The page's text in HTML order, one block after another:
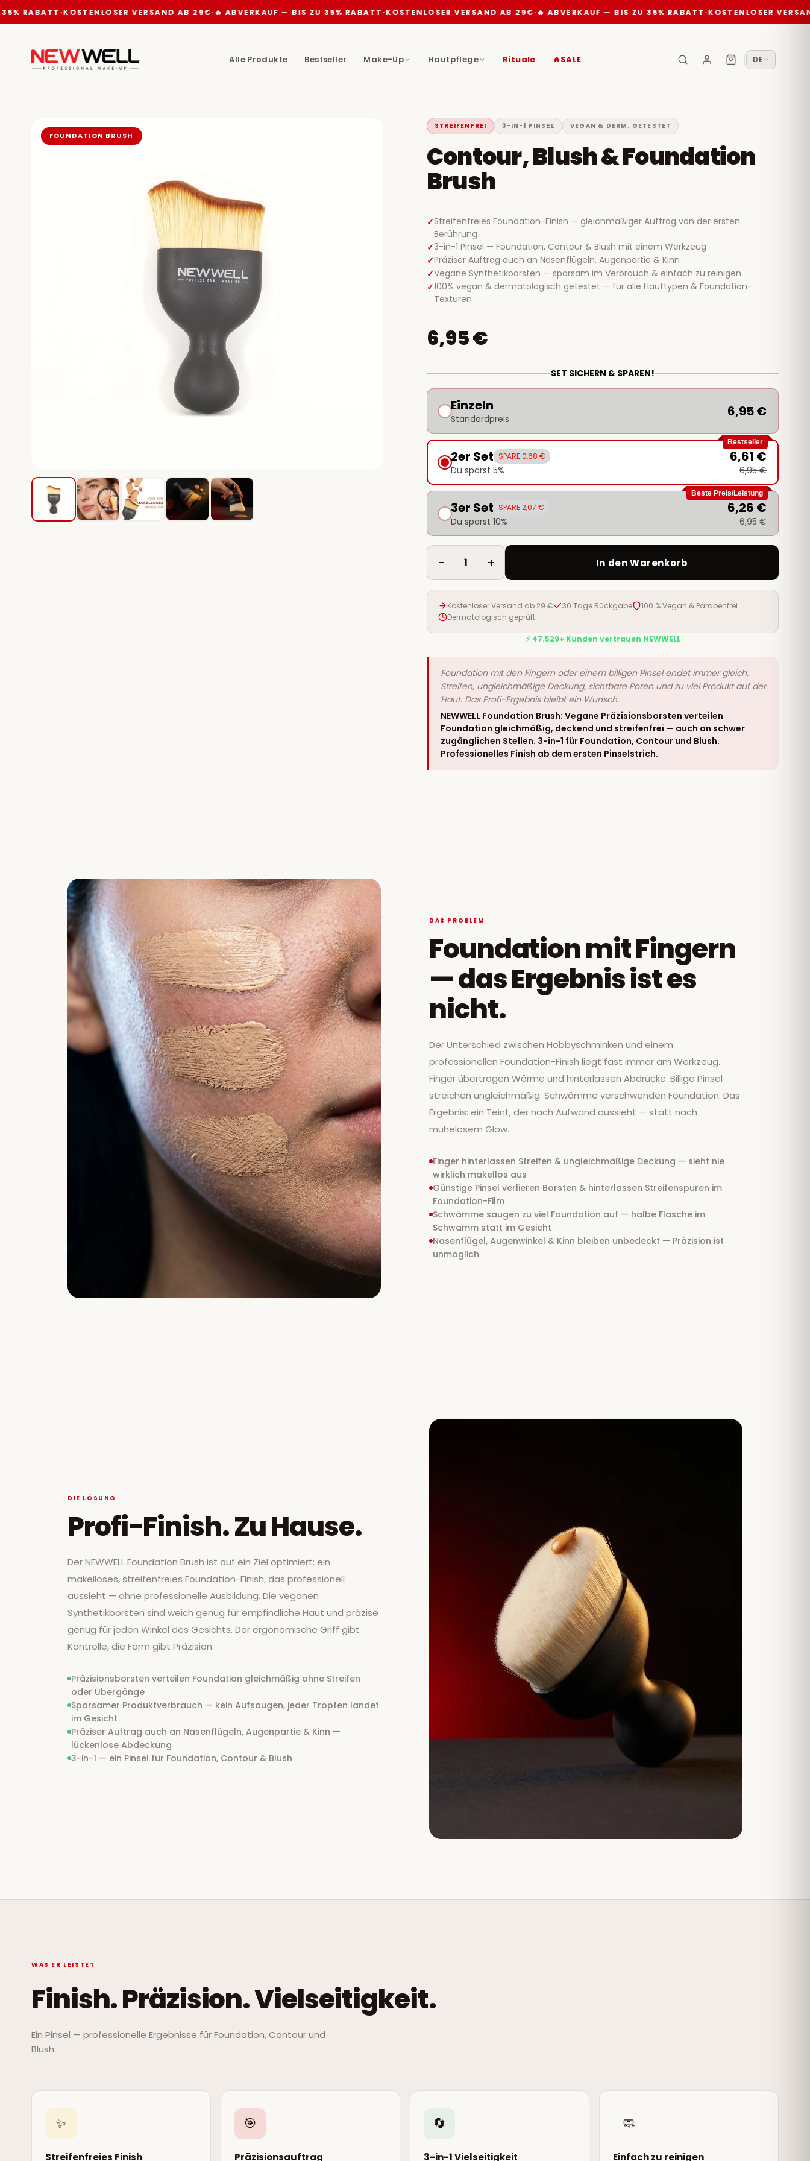
RABATT·KOSTENLOSER VERSAND AB 29€ ·🔥 ABVERKAUF — BIS ZU 35% RABATT·KOSTENLOSER VERSAND AB 29€ ·🔥 ABVERKAUF — BIS ZU 35% RABATT·KOSTENLOSER VERSAND
Alle Produkte Bestseller Make-Up Hautpflege Rituale 🔥SALE DE
FOUNDATION BRUSH
STREIFENFREI 3-IN-1 PINSEL VEGAN & DERM. GETESTET
Contour, Blush & Foundation
Brush
Streifenfreies Foundation-Finish — gleichmäßiger Auftrag von der ersten
Berührung
3-in-1 Pinsel — Foundation, Contour & Blush mit einem Werkzeug
Präziser Auftrag auch an Nasenflügeln, Augenpartie & Kinn
Vegane Synthetikborsten — sparsam im Verbrauch & einfach zu reinigen
100% vegan & dermatologisch getestet — für alle Hauttypen & Foundation-
Texturen
6,95 €
SET SICHERN & SPAREN!
Einzeln
Standardpreis 6,95 €
Bestseller
2er Set SPARE 0,68 €
Du sparst 5%
6,61 €
6,95 €
Beste Preis/Leistung
3er Set SPARE 2,07 €
Du sparst 10%
6,26 €
6,95 €
− 1 + In den Warenkorb
Kostenloser Versand ab 29 € 30 Tage Rückgabe
100 % Vegan & Parabenfrei
Dermatologisch geprüft
⚡ 47.529+ Kunden vertrauen NEWWELL
Foundation mit den Fingern oder einem billigen Pinsel endet immer gleich:
Streifen, ungleichmäßige Deckung, sichtbare Poren und zu viel Produkt auf der
Haut. Das Profi-Ergebnis bleibt ein Wunsch.
NEWWELL Foundation Brush: Vegane Präzisionsborsten verteilen
Foundation gleichmäßig, deckend und streifenfrei — auch an schwer
zugänglichen Stellen. 3-in-1 für Foundation, Contour und Blush.
Professionelles Finish ab dem ersten Pinselstrich.
DAS PROBLEM
Foundation mit Fingern
— das Ergebnis ist es
nicht.
Der Unterschied zwischen Hobbyschminken und einem
professionellen Foundation-Finish liegt fast immer am Werkzeug.
Finger übertragen Wärme und hinterlassen Abdrücke. Billige Pinsel
streichen ungleichmäßig. Schwämme verschwenden Foundation. Das
Ergebnis: ein Teint, der nach Aufwand aussieht — statt nach
mühelosem Glow.
Finger hinterlassen Streifen & ungleichmäßige Deckung — sieht nie
wirklich makellos aus
Günstige Pinsel verlieren Borsten & hinterlassen Streifenspuren im
Foundation-Film
Schwämme saugen zu viel Foundation auf — halbe Flasche im
Schwamm statt im Gesicht
Nasenflügel, Augenwinkel & Kinn bleiben unbedeckt — Präzision ist
unmöglich
DIE LÖSUNG
Profi-Finish. Zu Hause.
Der NEWWELL Foundation Brush ist auf ein Ziel optimiert: ein
makelloses, streifenfreies Foundation-Finish, das professionell
aussieht — ohne professionelle Ausbildung. Die veganen
Synthetikborsten sind weich genug für empfindliche Haut und präzise
genug für jeden Winkel des Gesichts. Der ergonomische Griff gibt
Kontrolle, die Form gibt Präzision.
Präzisionsborsten verteilen Foundation gleichmäßig ohne Streifen
oder Übergänge
Sparsamer Produktverbrauch — kein Aufsaugen, jeder Tropfen landet
im Gesicht
Präziser Auftrag auch an Nasenflügeln, Augenpartie & Kinn —
lückenlose Abdeckung
3-in-1 — ein Pinsel für Foundation, Contour & Blush
WAS ER LEISTET
Finish. Präzision. Vielseitigkeit.
Ein Pinsel — professionelle Ergebnisse für Foundation, Contour und
Blush.
✨
Streifenfreies Finish
🎯
Präzisionsauftrag
🔄
3-in-1 Vielseitigkeit
🧼
Einfach zu reinigen